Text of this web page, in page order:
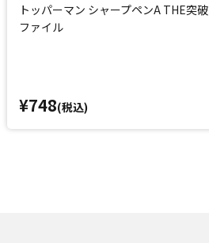
トッパーマン シャープペンA THE突破
ファイル
¥748(税込)